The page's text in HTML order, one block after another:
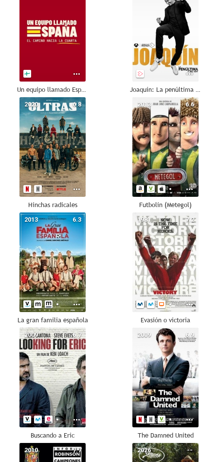
Un equipo llamado España Joaquín: La penúltima y me voy
6.8
2020
Hinchas radicales
6.6
2013
Futbolín (Metegol)
6.3
2013
La gran familia española
7.2
1981
Evasión o victoria
6.7
2009
Buscando a Eric
6.9
2009
The Damned United
7.7
2010 --
2026